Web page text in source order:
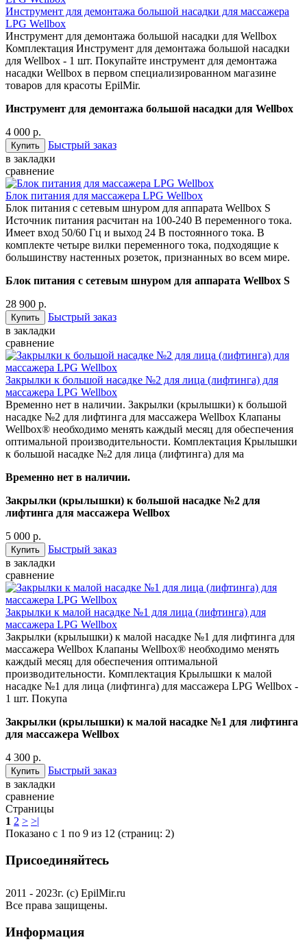
Инструмент для демонтажа большой насадки для массажера
LPG Wellbox
Инструмент для демонтажа большой насадки для Wellbox
Комплектация Инструмент для демонтажа большой насадки
для Wellbox - 1 шт. Покупайте инструмент для демонтажа
насадки Wellbox в первом специализированном магазине
товаров для красоты EpilMir.
Инструмент для демонтажа большой насадки для Wellbox
4 000 р.
Быстрый заказ
в закладки
сравнение
Блок питания для массажера LPG Wellbox
Блок питания с сетевым шнуром для аппарата Wellbox S
Источник питания расчитан на 100-240 В переменного тока.
Имеет вход 50/60 Гц и выход 24 В постоянного тока. В
комплекте четыре вилки переменного тока, подходящие к
большинству настенных розеток, признанных во всем мире.
Блок питания с сетевым шнуром для аппарата Wellbox S
28 900 р.
Быстрый заказ
в закладки
сравнение
Закрылки к большой насадке №2 для лица (лифтинга) для
массажера LPG Wellbox
Временно нет в наличии. Закрылки (крылышки) к большой
насадке №2 для лифтинга для массажера Wellbox Клапаны
Wellbox® необходимо менять каждый месяц для обеспечения
оптимальной производительности. Комплектация Крылышки
к большой насадке №2 для лица (лифтинга) для ма
Временно нет в наличии.
Закрылки (крылышки) к большой насадке №2 для
лифтинга для массажера Wellbox
5 000 р.
Быстрый заказ
в закладки
сравнение
Закрылки к малой насадке №1 для лица (лифтинга) для
массажера LPG Wellbox
Закрылки (крылышки) к малой насадке №1 для лифтинга для
массажера Wellbox Клапаны Wellbox® необходимо менять
каждый месяц для обеспечения оптимальной
производительности. Комплектация Крылышки к малой
насадке №1 для лица (лифтинга) для массажера LPG Wellbox -
1 шт. Покупа
Закрылки (крылышки) к малой насадке №1 для лифтинга
для массажера Wellbox
4 300 р.
Быстрый заказ
в закладки
сравнение
Страницы
1 2 > >|
Показано с 1 по 9 из 12 (страниц: 2)
Присоединяйтесь
2011 - 2023г. (с) EpilMir.ru
Все права защищены.
Информация